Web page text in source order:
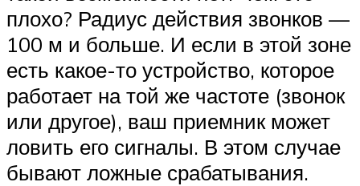
плохо? Радиус действия звонков —
100 м и больше. И если в этой зоне
есть какое-то устройство, которое
работает на той же частоте (звонок
или другое), ваш приемник может
ловить его сигналы. В этом случае
бывают ложные срабатывания.